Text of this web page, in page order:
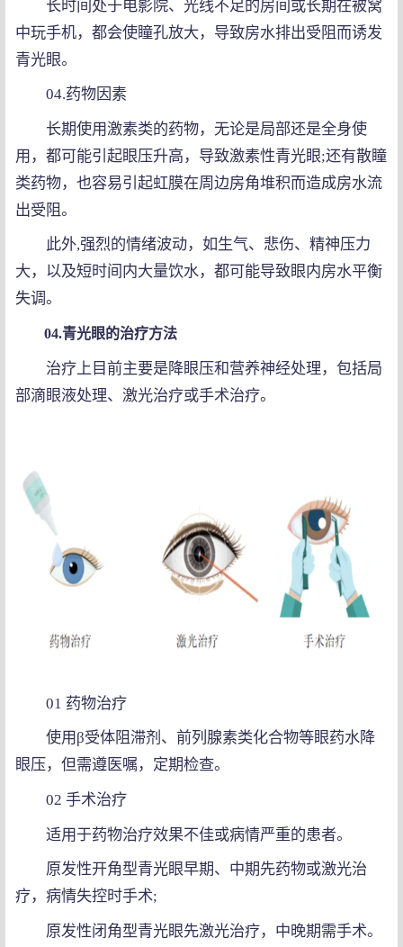
长时间处于电影院、光线不足的房间或长期在被窝
中玩手机，都会使瞳孔放大，导致房水排出受阻而诱发
青光眼。
04.药物因素
长期使用激素类的药物，无论是局部还是全身使
用，都可能引起眼压升高，导致激素性青光眼;还有散瞳
类药物，也容易引起虹膜在周边房角堆积而造成房水流
出受阻。
此外,强烈的情绪波动，如生气、悲伤、精神压力
大，以及短时间内大量饮水，都可能导致眼内房水平衡
失调。
04.青光眼的治疗方法
治疗上目前主要是降眼压和营养神经处理，包括局
部滴眼液处理、激光治疗或手术治疗。
01 药物治疗
使用β受体阻滞剂、前列腺素类化合物等眼药水降
眼压，但需遵医嘱，定期检查。
02 手术治疗
适用于药物治疗效果不佳或病情严重的患者。
原发性开角型青光眼早期、中期先药物或激光治
疗，病情失控时手术;
原发性闭角型青光眼先激光治疗，中晚期需手术。